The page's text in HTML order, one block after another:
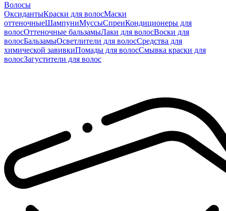
Волосы
ОксидантыКраски для волосМаски
оттеночныеШампуниМуссыСпреиКондиционеры для
волосОттеночные бальзамыЛаки для волосВоски для
волосБальзамыОсветлители для волосСредства для
химической завивкиПомады для волосСмывка краски для
волосЗагустители для волос